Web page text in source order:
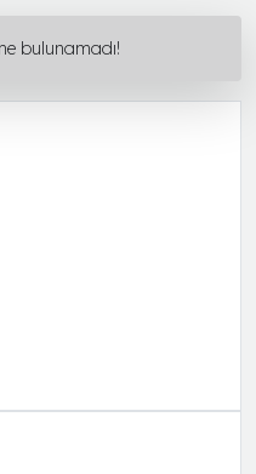
bulunamadı!